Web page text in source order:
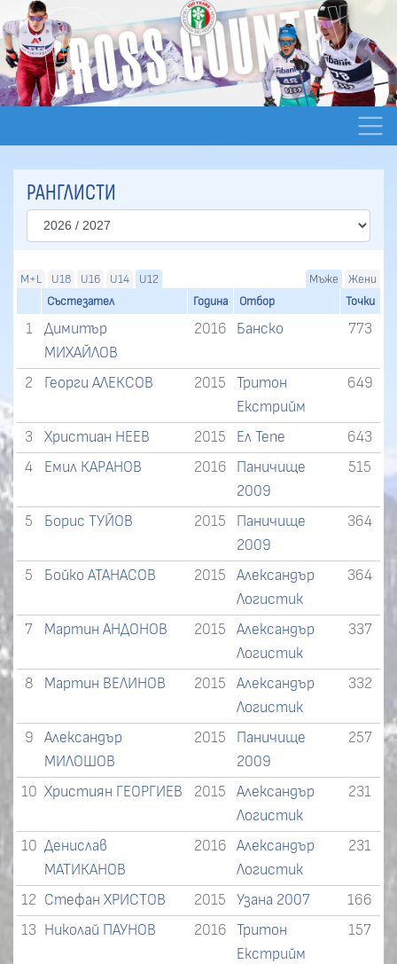
РАНГЛИСТИ
M+L U18 U16 U14 U12 Мъже
Жени
Състезател
Година Отбор Точки
1
Димитър
МИХАЙЛОВ
2016 Банско 773
2 Георги АЛЕКСОВ 2015
Тритон
Екстрийм
649
3 Христиан НЕЕВ 2015 Ел Тепе
643
4
Емил КАРАНОВ 2016
Паничище
2009
515
5 Борис ТУЙОВ 2015
Паничище
2009
364
5 Бойко АТАНАСОВ 2015
Александър
Логистик
364
7 Мартин АНДОНОВ 2015
Александър
Логистик
337
8 Мартин ВЕЛИНОВ 2015
Александър
Логистик
332
9
Александър
МИЛОШОВ
2015
Паничище
2009
257
10 Християн ГЕОРГИЕВ 2015
Александър
Логистик
231
10 Денислав
МАТИКАНОВ
2016
Александър
Логистик
231
12 Стефан ХРИСТОВ 2015 Узана 2007
166
13
Николай ПАУНОВ 2016
Тритон
Екстрийм
157